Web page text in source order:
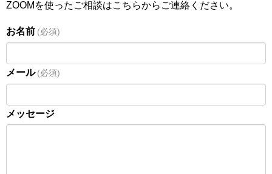
ZOOMを使ったご相談はこちらからご連絡ください。
お名前 (必須)
メール (必須)
メッセージ